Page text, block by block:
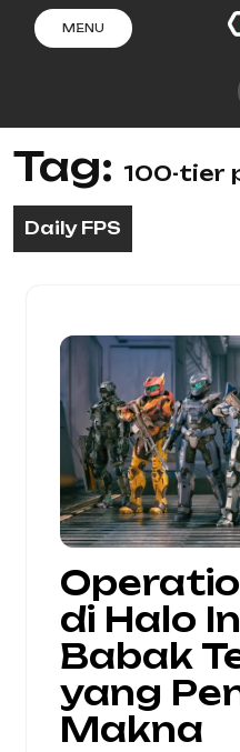
content
MENU
Tag: 100-tier
Daily FPS
di Halo
Babak
yang
Makna